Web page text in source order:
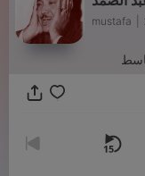
mustafa